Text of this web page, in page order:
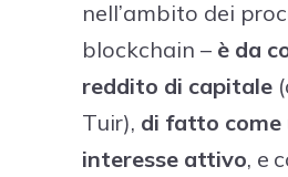
nell’ambito dei
blockchain – è da
reddito di capitale
Tuir), di fatto come
interesse attivo, e